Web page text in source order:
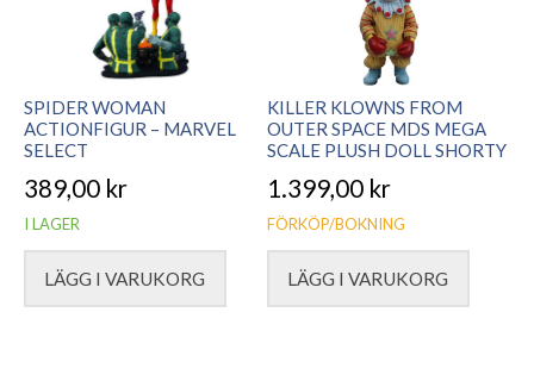
SPIDER WOMAN
ACTIONFIGUR – MARVEL
SELECT
389,00 kr
I LAGER
LÄGG I VARUKORG
KILLER KLOWNS FROM
OUTER SPACE MDS MEGA
SCALE PLUSH DOLL SHORTY
1.399,00 kr
FÖRKÖP/BOKNING
LÄGG I VARUKORG